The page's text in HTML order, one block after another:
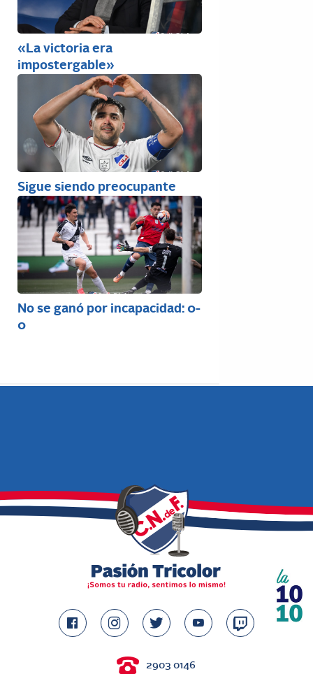
«La victoria era
impostergable»
Sigue siendo preocupante
No se ganó por incapacidad: 0-
0
2903 0146